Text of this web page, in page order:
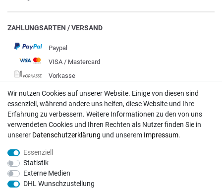
ZAHLUNGSARTEN / VERSAND
Paypal
VISA / Mastercard
Vorkasse
DHL
Deutsche Post
Bei Fragen wenden Sie sich direkt an unser Service-Team.
info@rasentraktoren-motoren.de
MA-Versand GmbH, 53925 Kall, In der Laach 1-3
Wir nutzen Cookies auf unserer Website. Einige von diesen sind
essenziell, während andere uns helfen, diese Website und Ihre
Erfahrung zu verbessern. Weitere Informationen zu den von uns
verwendeten Cookies und Ihren Rechten als Nutzer finden Sie in
unserer Daten­schutz­erklärung und unserem Impressum.
Essenziell
Statistik
Externe Medien
DHL Wunschzustellung